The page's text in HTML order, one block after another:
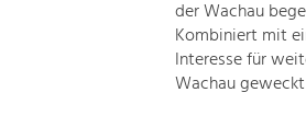
Steigerung regionaler Wertschöpfung
der Wachau
Kombiniert mit
Interesse für
Wachau